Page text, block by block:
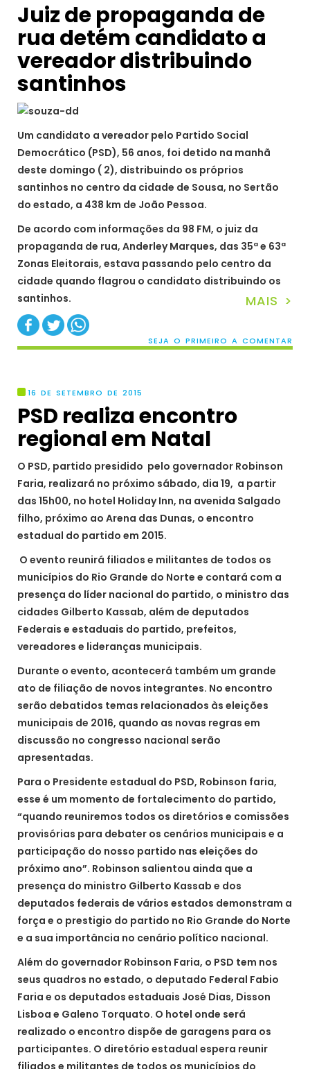
Juiz de propaganda de
rua detém candidato a
vereador distribuindo
santinhos
Um candidato a vereador pelo Partido Social
Democrático (PSD), 56 anos, foi detido na manhã
deste domingo ( 2), distribuindo os próprios
santinhos no centro da cidade de Sousa, no Sertão
do estado, a 438 km de João Pessoa.
De acordo com informações da 98 FM, o juiz da
propaganda de rua, Anderley Marques, das 35ª e 63ª
Zonas Eleitorais, estava passando pelo centro da
cidade quando flagrou o candidato distribuindo os
santinhos.
MAIS >
SEJA O PRIMEIRO A COMENTAR
16 DE SETEMBRO DE 2015
PSD realiza encontro
regional em Natal
O PSD, partido presidido pelo governador Robinson
Faria, realizará no próximo sábado, dia 19, a partir
das 15h00, no hotel Holiday Inn, na avenida Salgado
filho, próximo ao Arena das Dunas, o encontro
estadual do partido em 2015.
O evento reunirá filiados e militantes de todos os
municípios do Rio Grande do Norte e contará com a
presença do líder nacional do partido, o ministro das
cidades Gilberto Kassab, além de deputados
Federais e estaduais do partido, prefeitos,
vereadores e lideranças municipais.
Durante o evento, acontecerá também um grande
ato de filiação de novos integrantes. No encontro
serão debatidos temas relacionados às eleições
municipais de 2016, quando as novas regras em
discussão no congresso nacional serão
apresentadas.
Para o Presidente estadual do PSD, Robinson faria,
esse é um momento de fortalecimento do partido,
“quando reuniremos todos os diretórios e comissões
provisórias para debater os cenários municipais e a
participação do nosso partido nas eleições do
próximo ano”. Robinson salientou ainda que a
presença do ministro Gilberto Kassab e dos
deputados federais de vários estados demonstram a
força e o prestigio do partido no Rio Grande do Norte
e a sua importância no cenário político nacional.
Além do governador Robinson Faria, o PSD tem nos
seus quadros no estado, o deputado Federal Fabio
Faria e os deputados estaduais José Dias, Disson
Lisboa e Galeno Torquato. O hotel onde será
realizado o encontro dispõe de garagens para os
participantes. O diretório estadual espera reunir